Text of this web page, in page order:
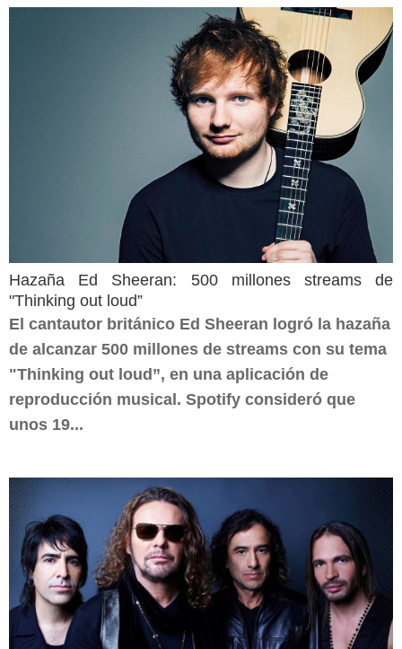
Hazaña Ed Sheeran: 500 millones streams de
"Thinking out loud”
El cantautor británico Ed Sheeran logró la hazaña
de alcanzar 500 millones de streams con su tema
"Thinking out loud”, en una aplicación de
reproducción musical. Spotify consideró que
unos 19...